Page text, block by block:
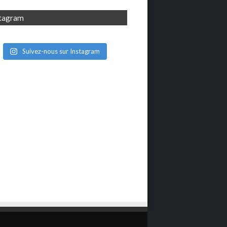
Suivez-nous sur Instagram